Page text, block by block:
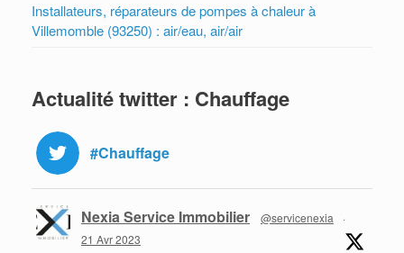
Installateurs, réparateurs de pompes à chaleur à
Villemomble (93250) : air/eau, air/air
Actualité twitter : Chauffage
#Chauffage
Nexia Service Immobilier @servicenexia
·
21 Avr 2023